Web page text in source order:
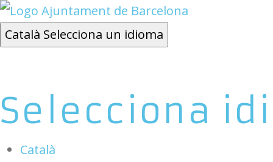
Català Selecciona un idioma
Selecciona
Català